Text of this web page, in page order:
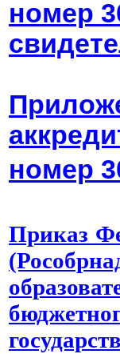
номер
номер
Приказ